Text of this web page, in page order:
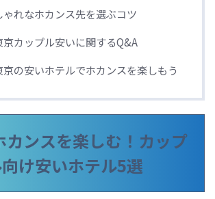
ゃれなホカンス先を選ぶコツ
京カップル安いに関するQ&A
京の安いホテルでホカンスを楽しもう
カンスを楽しむ！カップ
け安いホテル5選